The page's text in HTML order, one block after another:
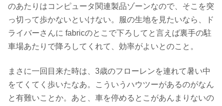
のあたりはコンピュータ関連製品ゾーンなので、そこを突
っ切って歩かないといけない。服の生地を見たいなら、ド
ライバーさんに fabricのとこで下ろしてと言えば裏手の駐
車場あたりで降ろしてくれて、効率がよいとのこと。
まさに一回目来た時は、3歳のフローレンを連れて暑い中
をてくてく歩いたなあ。こういうハウツーがあるのがなん
と有難いことか。あと、車を停めるとこがあんまりないの